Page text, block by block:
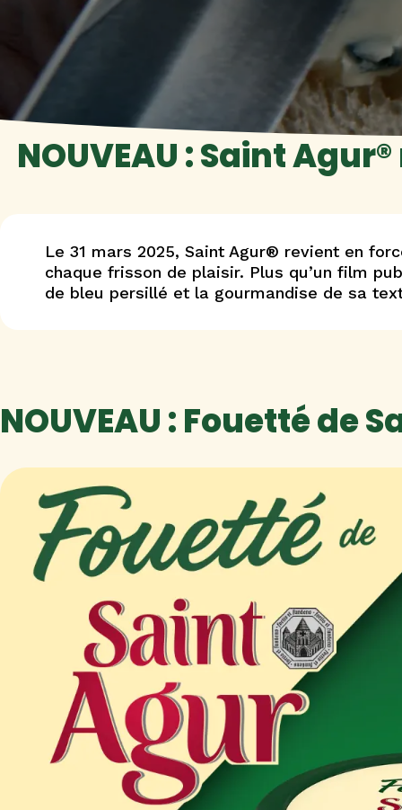
NOUVEAU : Saint
Le 31 mars 2025, Saint Agur® revient en
chaque frisson de plaisir. Plus qu’un film
de bleu persillé et la gourmandise de sa
NOUVEAU : Fouetté de